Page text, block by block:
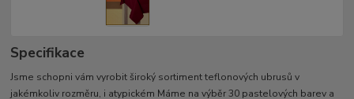
Specifikace
Jsme schopni vám vyrobit široký sortiment teflonových ubrusů v
jakémkoliv rozměru, i atypickém Máme na výběr 30 pastelových barev a